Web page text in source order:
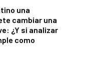
una
cambiar una
¿Y si analizar
como